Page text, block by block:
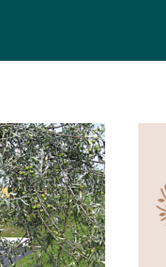
Региональные
представительства